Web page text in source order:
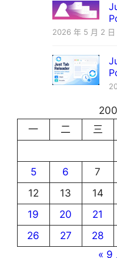
2026 年 5 月 2 日
一
二 三
5
6 7
12
13 14
19
20 21
26
27 28
« 9